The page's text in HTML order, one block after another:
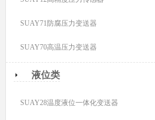
SUAY71防腐压力变送器
SUAY70高温压力变送器
液位类
SUAY28温度液位一体化变送器